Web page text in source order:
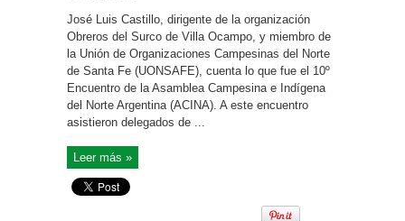
José Luis Castillo, dirigente de la organización
Obreros del Surco de Villa Ocampo, y miembro de
la Unión de Organizaciones Campesinas del Norte
de Santa Fe (UONSAFE), cuenta lo que fue el 10º
Encuentro de la Asamblea Campesina e Indígena
del Norte Argentina (ACINA). A este encuentro
asistieron delegados de ...
Leer más »